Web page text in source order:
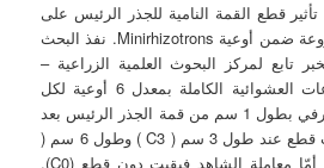
قطع القمة النامية للجذر الرئيس على
نمو بادرات الخرنوب المزروعة ضمن أوعية Minirhizotrons. نفذ البحث
ضمن مخبر تابع لمركز البحوث العلمية الزراعية –
اللاذقية وفق نظام القطاعات العشوائية الكاملة بمعدل 6 أوعية لكل
معاملة. تمّ قطع الجزء الطرفي بطول 1 سم من قمة الجذر الرئيس بعد
أن بلغ أطوال مختلفة, حيث قطع عند طول 3 سم ( C3 ) وطول 6 سم (
C6 ) وطول 9 سم ( C9 ) أمّا معاملة الشاهد فبقيت دون قطع (C0).